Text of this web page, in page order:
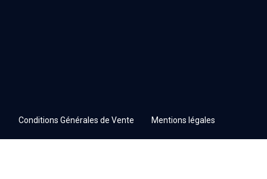
Conditions Générales de Vente Mentions légales